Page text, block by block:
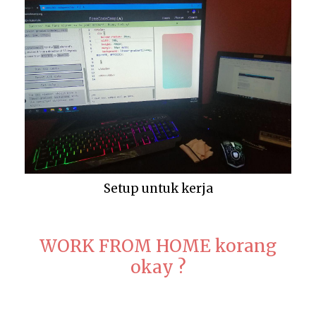
Setup untuk kerja
WORK FROM HOME korang
okay ?